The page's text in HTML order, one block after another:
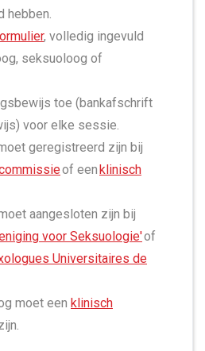
hebben.
, volledig ingevuld
seksuoloog of
toe (bankafschrift
voor elke sessie.
geregistreerd zijn bij
of eenklinisch
aangesloten zijn bij
voor Seksuologie'of
Universitaires de
moet een klinisch